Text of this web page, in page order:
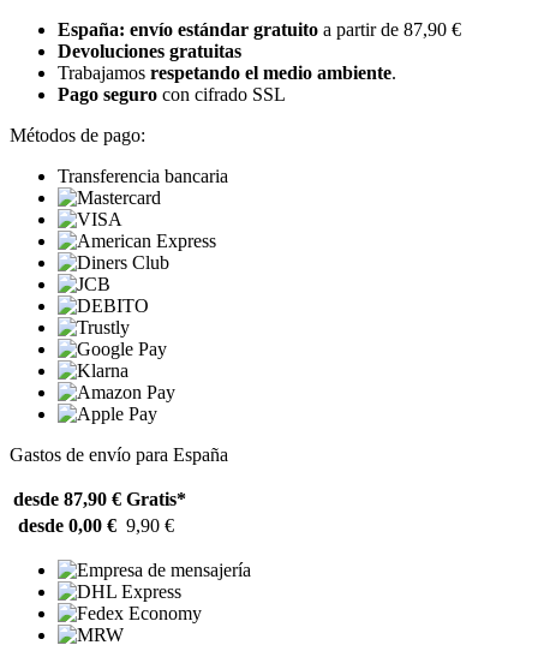
España: envío estándar gratuito a partir de 87,90 €
Devoluciones gratuitas
Trabajamos respetando el medio ambiente.
Pago seguro con cifrado SSL
Métodos de pago:
Transferencia bancaria
Gastos de envío para España
desde 87,90 € Gratis*
desde 0,00 € 9,90 €